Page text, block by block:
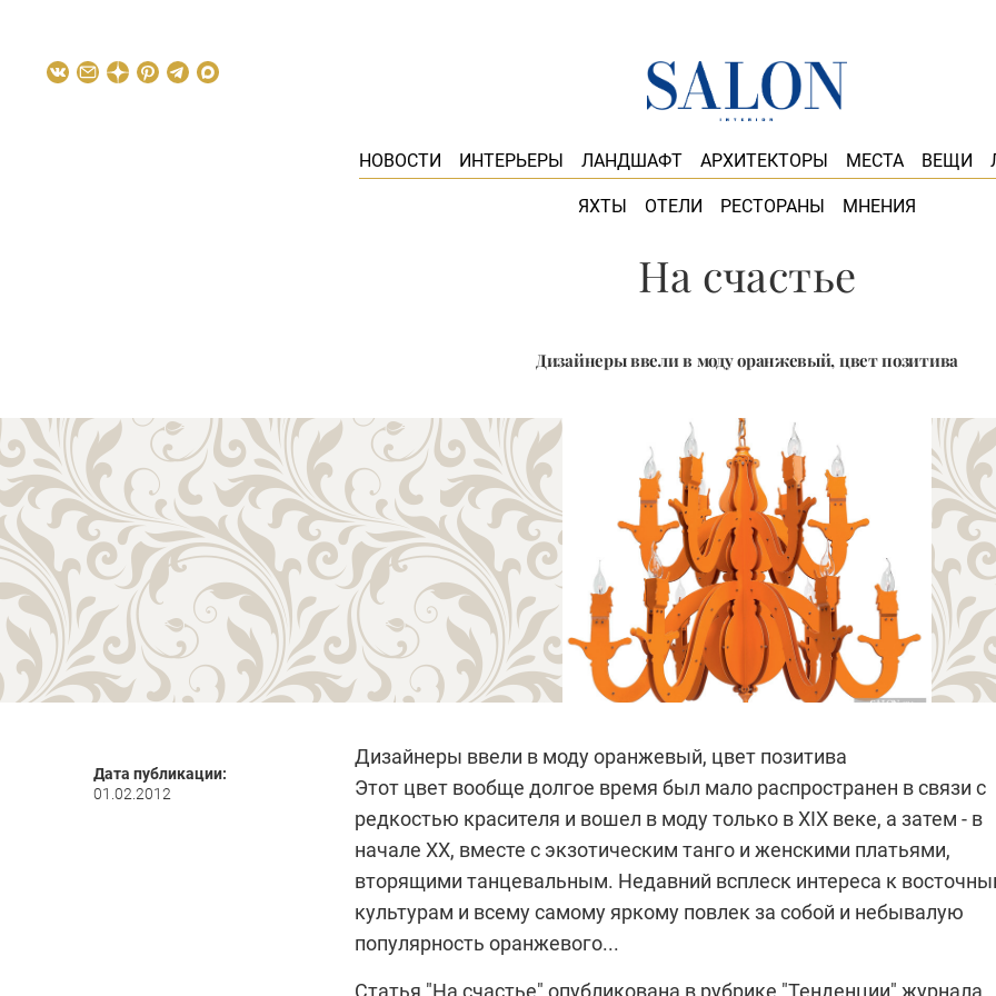
НОВОСТИ ИНТЕРЬЕРЫ ЛАНДШАФТ АРХИТЕКТОРЫ МЕСТА ВЕЩИ
ЯХТЫ ОТЕЛИ РЕСТОРАНЫ МНЕНИЯ
На счастье
Дизайнеры ввели в моду оранжевый, цвет позитива
Дата публикации:
01.02.2012
Дизайнеры ввели в моду оранжевый, цвет позитива
Этот цвет вообще долгое время был мало распространен в связи с
редкостью красителя и вошел в моду только в XIX веке, а затем - в
начале XX, вместе с экзотическим танго и женскими платьями,
вторящими танцевальным. Недавний всплеск интереса к
культурам и всему самому яркому повлек за собой и небывалую
популярность оранжевого...
Статья "На счастье" опубликована в рубрике "Тенденции" журнала